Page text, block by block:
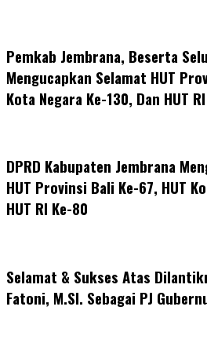
Pemkab Jembrana, Beserta
Mengucapkan Selamat HUT
Kota Negara Ke-130, Dan HUT
DPRD Kabupaten Jembrana
HUT Provinsi Bali Ke-67, HUT
HUT RI Ke-80
Selamat & Sukses Atas
Fatoni, M.SI. Sebagai PJ